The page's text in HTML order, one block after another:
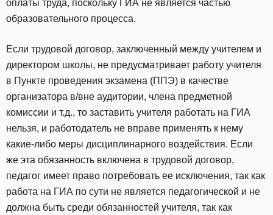
оплаты труда, поскольку ГИА не является частью
образовательного процесса.
Если трудовой договор, заключенный между учителем и
директором школы, не предусматривает работу учителя
в Пункте проведения экзамена (ППЭ) в качестве
организатора в/вне аудитории, члена предметной
комиссии и т.д., то заставить учителя работать на ГИА
нельзя, и работодатель не вправе применять к нему
какие-либо меры дисциплинарного воздействия. Если
же эта обязанность включена в трудовой договор,
педагог имеет право потребовать ее исключения, так как
работа на ГИА по сути не является педагогической и не
должна быть среди обязанностей учителя, так как